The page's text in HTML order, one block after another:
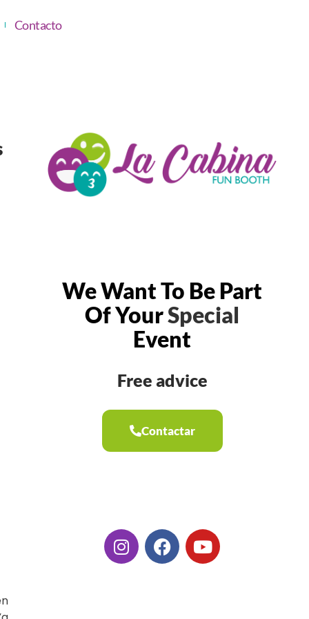
Contacto
We Want To Be Part
Of YourSpecial
Event
Free advice
Contactar